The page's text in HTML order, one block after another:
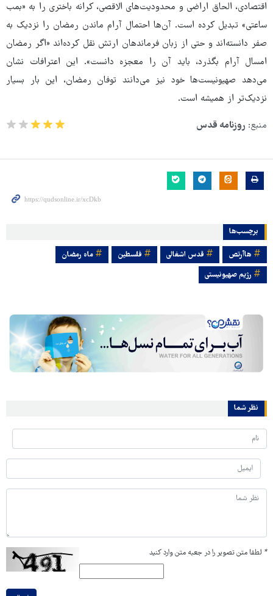
اقتصادی، الحاق اراضی و محدودیت‌های الاقصی، کرانه باختری را به «بمب
ساعتی» تبدیل کرده است. آن‌ها احتمال آرام ماندن رمضان را نزدیک به
صفر دانسته‌اند و حتی از زبان فرماندهان ارتش نقل کرده‌اند «اگر رمضان
امسال آرام بگذرد، باید آن را معجزه دانست». این اعترافات نشان
می‌دهد صهیونیست‌ها خود نیز می‌دانند توفان رمضان، این بار بسیار
نزدیک‌تر از همیشه است.
منبع: روزنامه قدس
برچسب‌ها
هاآرتص قدس اشغالی فلسطین
ماه رمضان
رژیم صهیونیستی
نظر شما
* لطفا متن تصویر را در جعبه متن وارد کنید